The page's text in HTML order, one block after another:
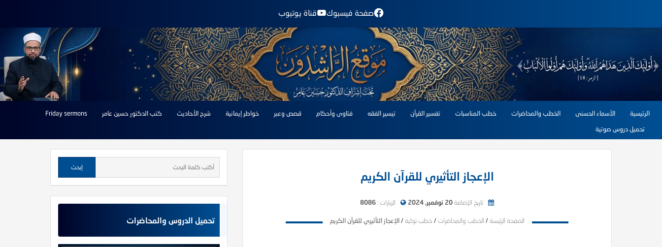
صفحة فيسبوك قناة يوتيوب
الرئيسية الأسماء الحسنى الخطب والمحاضرات خطب المناسبات تفسير القرآن تيسير الفقه فتاوى وأحكام قصص وعبر خواطر إيمانية شرح الأحاديث كتب الدكتور حسين عامر
Friday sermons
تحميل دروس صوتية
الإعجاز التأثيري للقرآن الكريم
تاريخ الإضافة 20 نوفمبر, 2024 الزيارات : 8086
الصفحة الرئيسة / الخطب والمحاضرات / خطب تزكية / الإعجاز التأثيري للقرآن الكريم تحميل الدروس والمحاضرات